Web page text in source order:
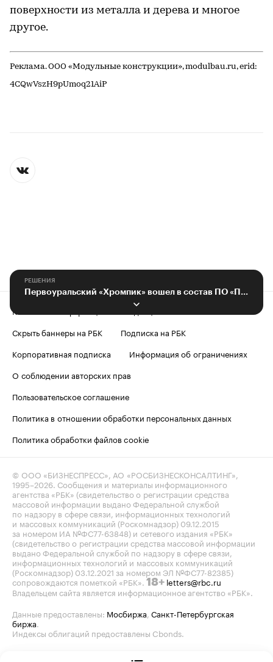
поверхности из металла и дерева и многое
другое.
Реклама. ООО «Модульные конструкции», modulbau.ru, erid:
4CQwVszH9pUmoq21AiP
РЕШЕНИЯ
Первоуральский «Хромпик» вошел в состав ПО «Полипласт»
Контактная информация
Редакция
Скрыть баннеры на РБК
Подписка на РБК
Корпоративная подписка
Информация об ограничениях
О соблюдении авторских прав
Пользовательское соглашение
Политика в отношении обработки персональных данных
Политика обработки файлов cookie
© ООО «БИЗНЕСПРЕСС», АО «РОСБИЗНЕСКОНСАЛТИНГ»,
1995–2026 . Сообщения и материалы информационного
агентства «РБК» (свидетельство о регистрации средства
массовой информации выдано Федеральной службой
по надзору в сфере связи, информационных технологий
и массовых коммуникаций (Роскомнадзор) 09.12.2015
за номером ИА №ФС77-63848) и сетевого издания «РБК»
(свидетельство о регистрации средства массовой информации
выдано Федеральной службой по надзору в сфере связи,
информационных технологий и массовых коммуникаций
(Роскомнадзор) 03.12.2021 за номером ЭЛ №ФС77-82385)
сопровождаются пометкой «РБК». 18+ letters@rbc.ru
Владельцем сайта является информационное агентство «РБК».
Данные предоставлены: Мосбиржа Санкт-Петербургская
биржа
Индексы облигаций предоставлены Cbonds.